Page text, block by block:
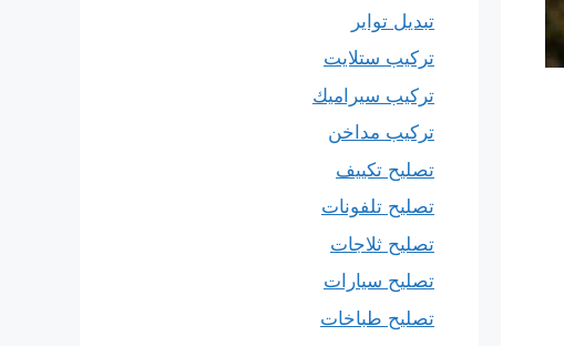
تبديل تواير
تركيب ستلايت
تركيب سيراميك
تركيب مداخن
تصليح تكييف
تصليح تلفونات
تصليح ثلاجات
تصليح سيارات
تصليح طباخات